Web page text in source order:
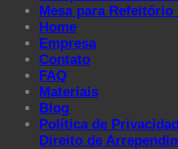
Mesa para Refeitório
Home
Empresa
Contato
FAQ
Materiais
Blog
Política de
Direito de